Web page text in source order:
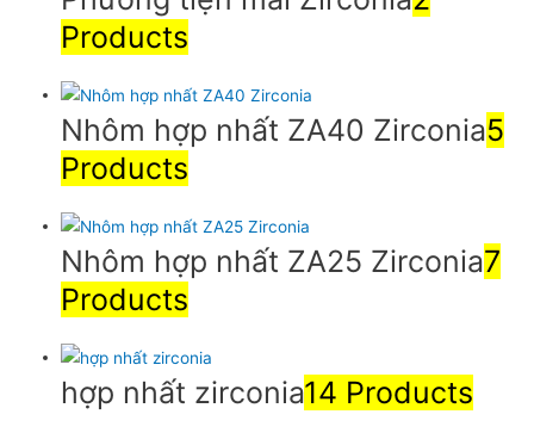
Products
Nhôm hợp nhất ZA40 Zirconia5
Products
Nhôm hợp nhất ZA25 Zirconia7
Products
hợp nhất zirconia14 Products